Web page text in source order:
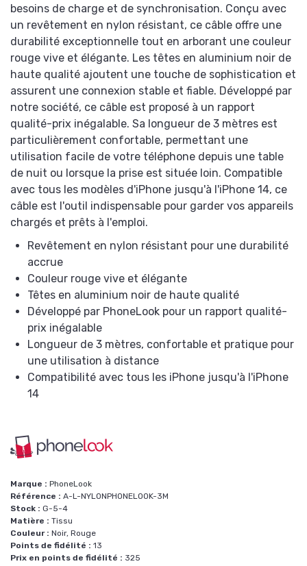
besoins de charge et de synchronisation. Conçu avec
un revêtement en nylon résistant, ce câble offre une
durabilité exceptionnelle tout en arborant une couleur
rouge vive et élégante. Les têtes en aluminium noir de
haute qualité ajoutent une touche de sophistication et
assurent une connexion stable et fiable. Développé par
notre société, ce câble est proposé à un rapport
qualité-prix inégalable. Sa longueur de 3 mètres est
particulièrement confortable, permettant une
utilisation facile de votre téléphone depuis une table
de nuit ou lorsque la prise est située loin. Compatible
avec tous les modèles d'iPhone jusqu'à l'iPhone 14, ce
câble est l'outil indispensable pour garder vos appareils
chargés et prêts à l'emploi.
Revêtement en nylon résistant pour une durabilité
accrue
Couleur rouge vive et élégante
Têtes en aluminium noir de haute qualité
Développé par PhoneLook pour un rapport qualité-
prix inégalable
Longueur de 3 mètres, confortable et pratique pour
une utilisation à distance
Compatibilité avec tous les iPhone jusqu'à l'iPhone
14
Marque : PhoneLook
Référence : A-L-NYLONPHONELOOK-3M
Stock : G-5-4
Matière : Tissu
Couleur : Noir, Rouge
Points de fidélité : 13
Prix en points de fidélité : 325